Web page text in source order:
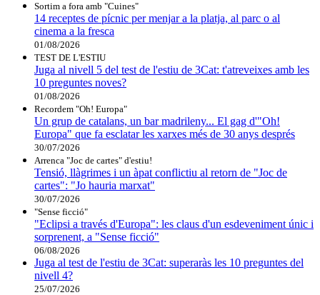
Sortim a fora amb "Cuines"
14 receptes de pícnic per menjar a la platja, al parc o al
cinema a la fresca
01/08/2026
TEST DE L'ESTIU
Juga al nivell 5 del test de l'estiu de 3Cat: t'atreveixes amb les
10 preguntes noves?
01/08/2026
Recordem "Oh! Europa"
Un grup de catalans, un bar madrileny... El gag d'"Oh!
Europa" que fa esclatar les xarxes més de 30 anys després
30/07/2026
Arrenca "Joc de cartes" d'estiu!
Tensió, llàgrimes i un àpat conflictiu al retorn de "Joc de
cartes": "Jo hauria marxat"
30/07/2026
"Sense ficció"
"Eclipsi a través d'Europa": les claus d'un esdeveniment únic i
sorprenent, a "Sense ficció"
06/08/2026
Juga al test de l'estiu de 3Cat: superaràs les 10 preguntes del
nivell 4?
25/07/2026